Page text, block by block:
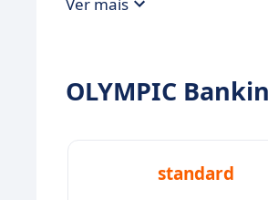
OLYMPIC
standard